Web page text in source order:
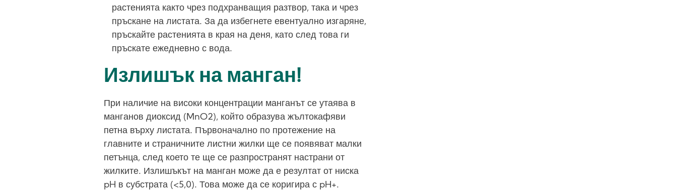
растенията както чрез подхранващия разтвор, така и чрез
пръскане на листата. За да избегнете евентуално изгаряне,
пръскайте растенията в края на деня, като след това ги
пръскате ежедневно с вода.
Излишък на манган!
При наличие на високи концентрации манганът се утаява в
манганов диоксид (MnO2), който образува жълтокафяви
петна върху листата. Първоначално по протежение на
главните и страничните листни жилки ще се появяват малки
петънца, след което те ще се разпространят настрани от
жилките. Излишъкът на манган може да е резултат от ниска
pH в субстрата (<5,0). Това може да се коригира с pH+.